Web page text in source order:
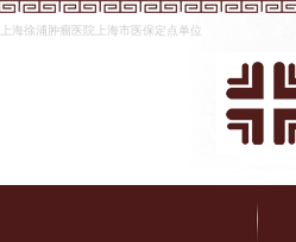
上海徐浦肿瘤医院上海市医保定点单位